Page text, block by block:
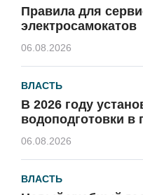
Правила для
электросамокатов
06.08.2026
ВЛАСТЬ
В 2026 году
водоподготовки в
06.08.2026
ВЛАСТЬ